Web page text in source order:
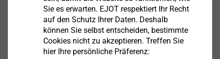
Sie es erwarten. EJOT respektiert Ihr Recht
auf den Schutz Ihrer Daten. Deshalb
können Sie selbst entscheiden, bestimmte
Cookies nicht zu akzeptieren. Treffen Sie
hier Ihre persönliche Präferenz: